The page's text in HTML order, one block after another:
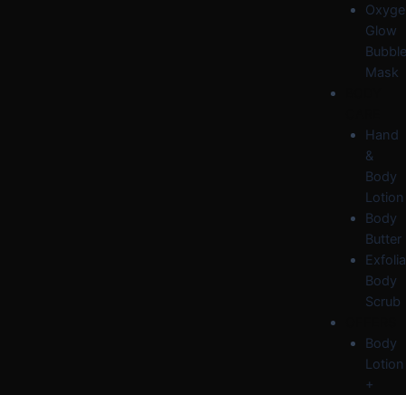
Glow
Bubble
Mask
Hand
&
Body
Lotion
Body
Butter
Body
Scrub
Body
Lotion
+